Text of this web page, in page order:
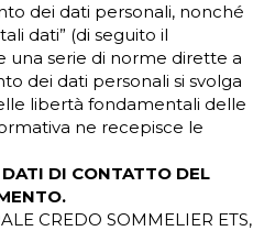
dei dati personali, nonché
dati” (di seguito il
una serie di norme dirette a
dei dati personali si svolga
libertà fondamentali delle
ne recepisce le
DI CONTATTO DEL
CREDO SOMMELIER ETS,